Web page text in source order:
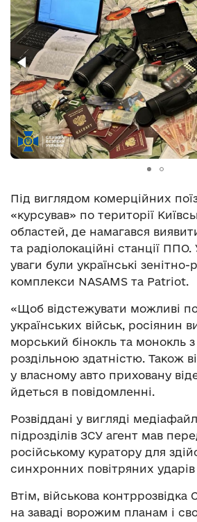
Під виглядом комерційних
«курсував» по території
областей, де намагався
та радіолокаційні станції ППО.
уваги були українські зенітно-
комплекси NASAMS та Patriot.
«Щоб відстежувати можливі
українських військ, росіянин
морський бінокль та монокль
роздільною здатністю. Також
у власному авто приховану
йдеться в повідомленні.
Розвіддані у вигляді
підрозділів ЗСУ агент мав
російському куратору для
синхронних повітряних ударів
Втім, військова контррозвідка
на заваді ворожим планам і